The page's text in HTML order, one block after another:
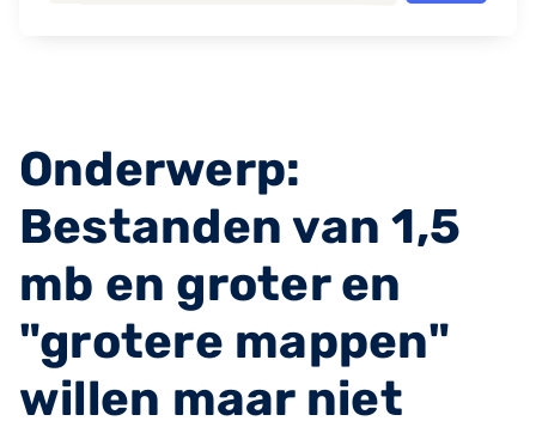
Onderwerp:
Bestanden van 1,5
mb en groter en
"grotere mappen"
willen maar niet